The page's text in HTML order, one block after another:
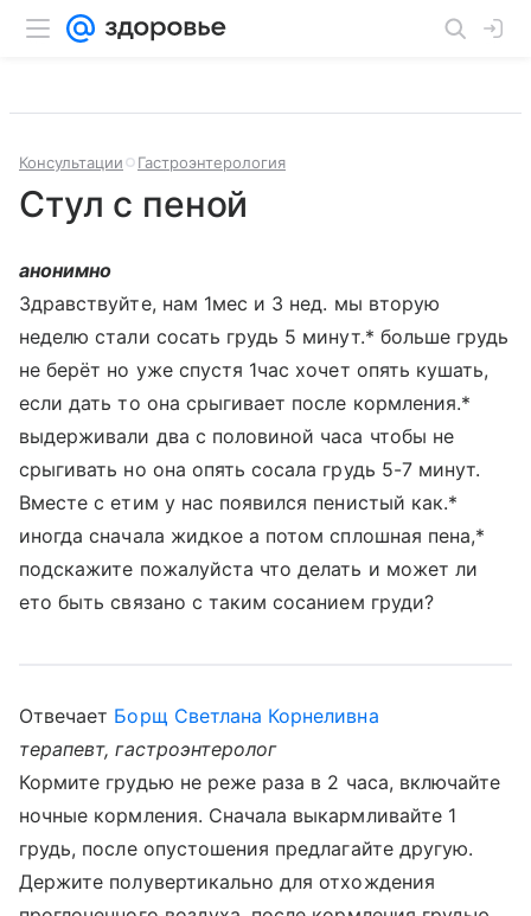
Консультации Гастроэнтерология
Стул с пеной
анонимно
Здравствуйте, нам 1мес и 3 нед. мы вторую
неделю стали сосать грудь 5 минут.* больше грудь
не берёт но уже спустя 1час хочет опять кушать,
если дать то она срыгивает после кормления.*
выдерживали два с половиной часа чтобы не
срыгивать но она опять сосала грудь 5-7 минут.
Вместе с етим у нас появился пенистый как.*
иногда сначала жидкое а потом сплошная пена,*
подскажите пожалуйста что делать и может ли
ето быть связано с таким сосанием груди?
Отвечает Борщ Светлана Корнеливна
терапевт, гастроэнтеролог
Кормите грудью не реже раза в 2 часа, включайте
ночные кормления. Сначала выкармливайте 1
грудь, после опустошения предлагайте другую.
Держите полувертикально для отхождения